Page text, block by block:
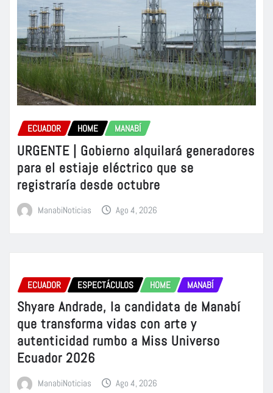
ECUADOR HOME MANABÍ
URGENTE | Gobierno alquilará generadores
para el estiaje eléctrico que se
registraría desde octubre
ManabiNoticias Ago 4, 2026
ECUADOR ESPECTÁCULOS HOME MANABÍ
Shyare Andrade, la candidata de Manabí
que transforma vidas con arte y
autenticidad rumbo a Miss Universo
Ecuador 2026
ManabiNoticias Ago 4, 2026